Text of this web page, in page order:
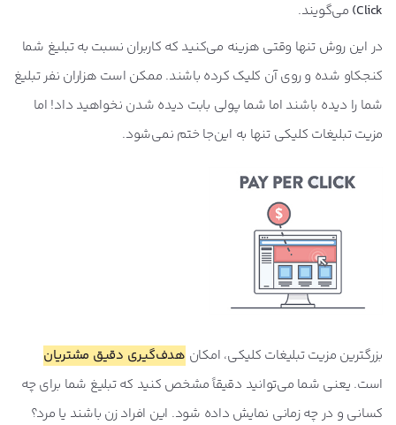
Click) می‌گویند.
در این روش تنها وقتی هزینه می‌کنید که کاربران نسبت‌ به تبلیغ شما
کنجکاو شده و روی آن کلیک کرده باشند. ممکن است هزاران نفر تبلیغ
شما را دیده‌ باشند اما شما پولی بابت دیده‌ شدن نخواهید داد! اما
مزیت‌ تبلیغات کلیکی تنها به این‌جا ختم نمی‌شود.
بزرگترین مزیت تبلیغات کلیکی، امکان هدف‌گیری دقیق مشتریان
است. یعنی شما می‌توانید دقیقاً مشخص کنید که تبلیغ شما برای چه
کسانی و در چه زمانی نمایش داده شود. این افراد زن باشند یا مرد؟